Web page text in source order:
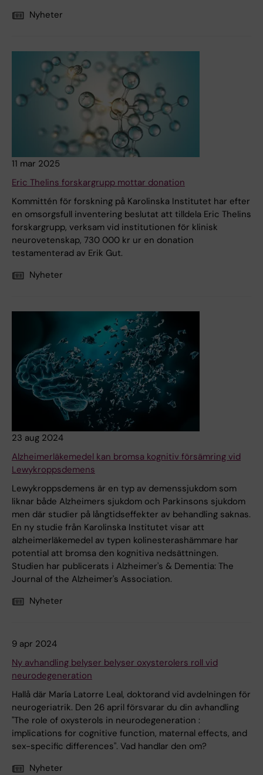
Nyheter
11 mar 2025
Eric Thelins forskargrupp mottar donation
Kommittén för forskning på Karolinska Institutet har efter
en omsorgsfull inventering beslutat att tilldela Eric Thelins
forskargrupp, verksam vid institutionen för klinisk
neurovetenskap, 730 000 kr ur en donation
testamenterad av Erik Gut.
Nyheter
23 aug 2024
Alzheimerläkemedel kan bromsa kognitiv försämring vid
Lewykroppsdemens
Lewykroppsdemens är en typ av demenssjukdom som
liknar både Alzheimers sjukdom och Parkinsons sjukdom
men där studier på långtidseffekter av behandling saknas.
En ny studie från Karolinska Institutet visar att
alzheimerläkemedel av typen kolinesterashämmare har
potential att bromsa den kognitiva nedsättningen.
Studien har publicerats i Alzheimer's & Dementia: The
Journal of the Alzheimer's Association.
Nyheter
9 apr 2024
Ny avhandling belyser belyser oxysterolers roll vid
neurodegeneration
Hallå där María Latorre Leal, doktorand vid avdelningen för
neurogeriatrik. Den 26 april försvarar du din avhandling
"The role of oxysterols in neurodegeneration :
implications for cognitive function, maternal effects, and
sex-specific differences". Vad handlar den om?
Nyheter